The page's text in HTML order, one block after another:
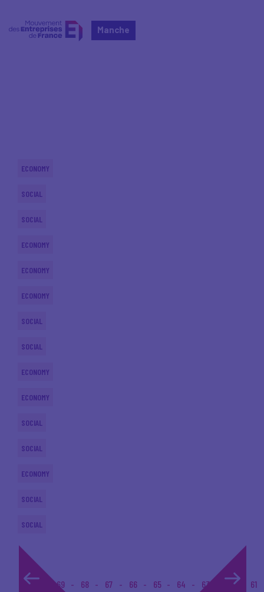
Manche
ECONOMY
SOCIAL
SOCIAL
ECONOMY
ECONOMY
ECONOMY
SOCIAL
SOCIAL
ECONOMY
ECONOMY
SOCIAL
SOCIAL
ECONOMY
SOCIAL
SOCIAL
1... 69 68 67 66 65 64 63 62 61